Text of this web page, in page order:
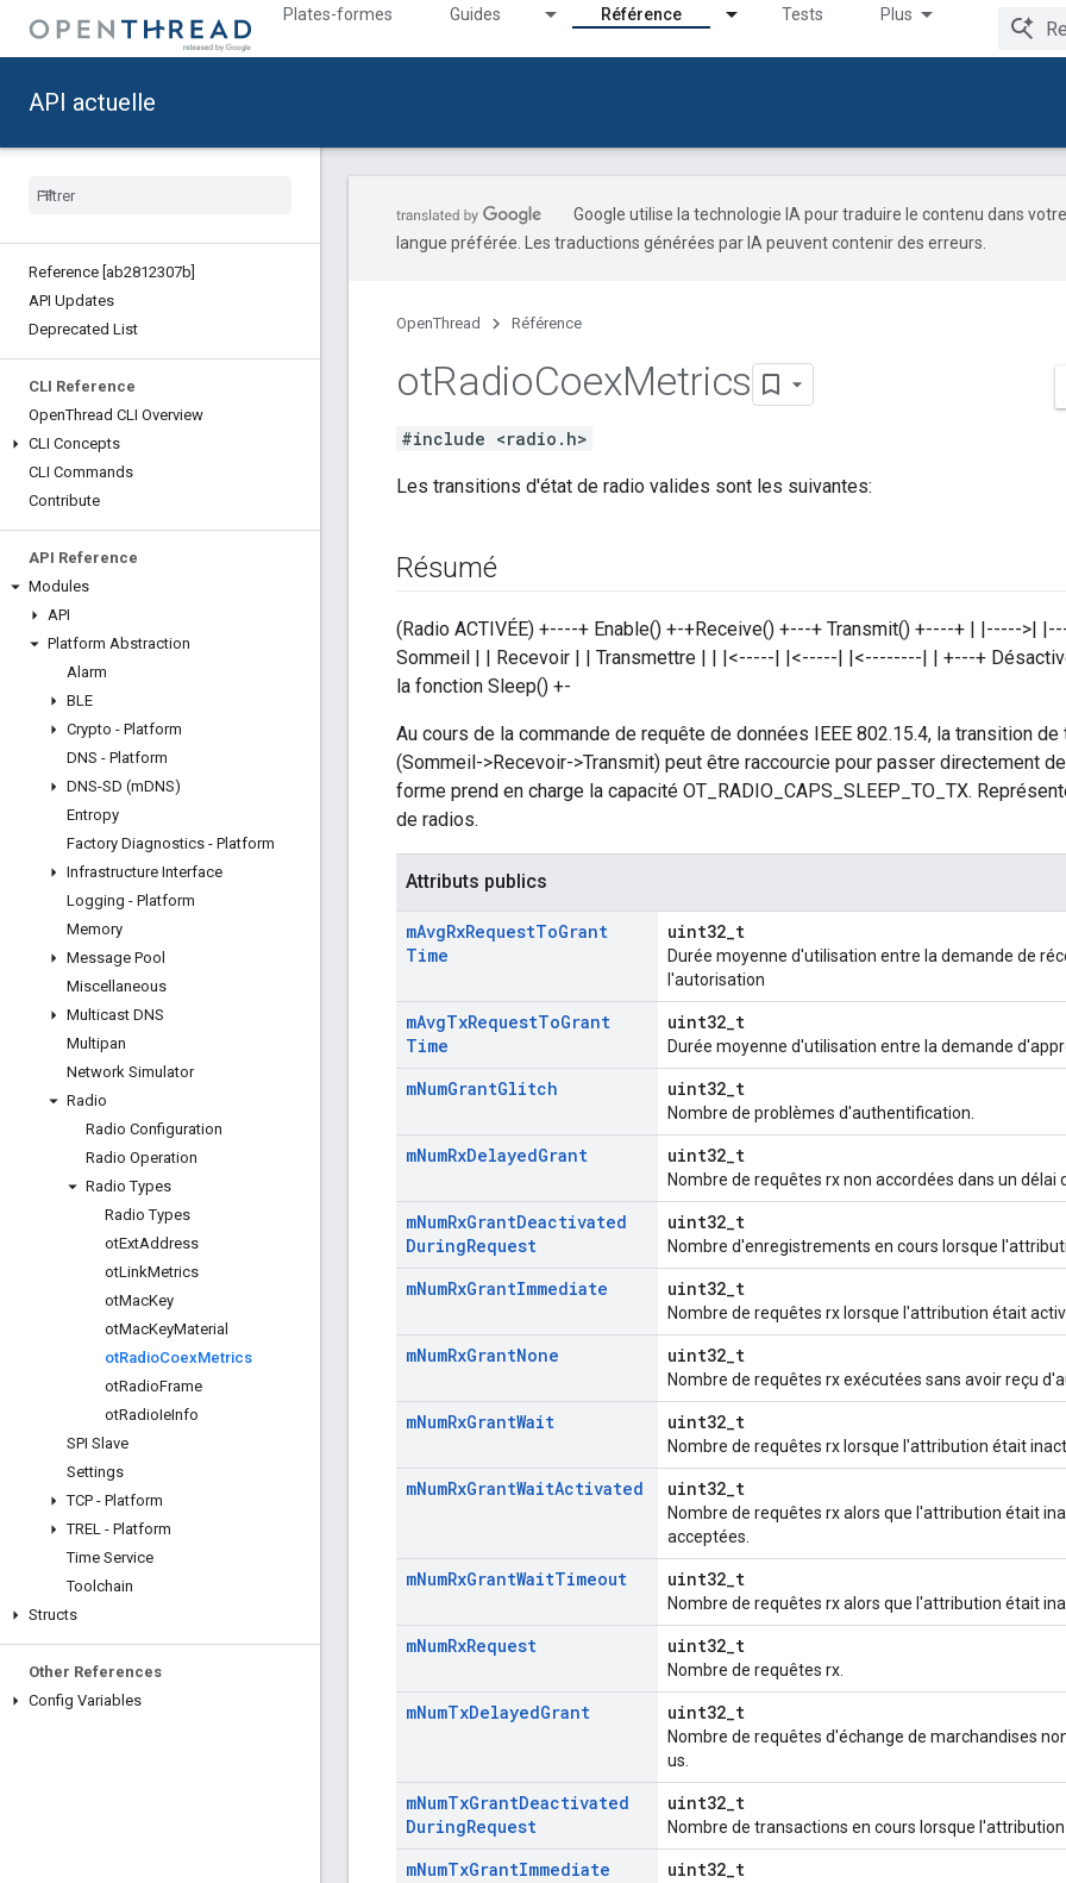
Plates-formes Guides Référence Tests Plus
API actuelle
Reference [ab2812307b]
API Updates
Deprecated List
CLI Reference
OpenThread CLI Overview
CLI Concepts
CLI Commands
Contribute
API Reference
Modules
API
Platform Abstraction
Alarm
BLE
Crypto - Platform
DNS - Platform
DNS-SD (mDNS)
Entropy
Factory Diagnostics - Platform
Infrastructure Interface
Logging - Platform
Memory
Message Pool
Miscellaneous
Multicast DNS
Multipan
Network Simulator
Radio
Radio Configuration
Radio Operation
Radio Types
Radio Types
otExtAddress
otLinkMetrics
otMacKey
otMacKeyMaterial
otRadioCoexMetrics
otRadioFrame
otRadioIeInfo
SPI Slave
Settings
TCP - Platform
TREL - Platform
Time Service
Toolchain
Structs
Other References
Config Variables
Google utilise la technologie IA pour traduire le contenu dans votre
langue préférée. Les traductions générées par IA peuvent contenir des erreurs.
OpenThread Référence
otRadioCoexMetrics
#include <radio.h>
Les transitions d'état de radio valides sont les suivantes:
Résumé
(Radio ACTIVÉE) +----+ Enable() +-+Receive() +---+ Transmit() +----+ | |----->|
Sommeil | | Recevoir | | Transmettre | | |<-----| |<-----| |<--------| | +---+
la fonction Sleep() +-
Au cours de la commande de requête de données IEEE 802.15.4, la transition
(Sommeil->Recevoir->Transmit) peut être raccourcie pour passer directement
forme prend en charge la capacité OT_RADIO_CAPS_SLEEP_TO_TX.
de radios.
Attributs publics
mAvgRxRequestToGrant
Time
uint32_t
Durée moyenne d'utilisation entre la demande de
l'autorisation
mAvgTxRequestToGrant
Time
uint32_t
Durée moyenne d'utilisation entre la demande
mNumGrantGlitch uint32_t
Nombre de problèmes d'authentification.
mNumRxDelayedGrant uint32_t
Nombre de requêtes rx non accordées dans un délai
mNumRxGrantDeactivated
DuringRequest
uint32_t
Nombre d'enregistrements en cours lorsque
mNumRxGrantImmediate uint32_t
Nombre de requêtes rx lorsque l'attribution était
mNumRxGrantNone uint32_t
Nombre de requêtes rx exécutées sans avoir reçu
mNumRxGrantWait uint32_t
Nombre de requêtes rx lorsque l'attribution était
mNumRxGrantWaitActivated uint32_t
Nombre de requêtes rx alors que l'attribution était
acceptées.
mNumRxGrantWaitTimeout uint32_t
Nombre de requêtes rx alors que l'attribution était
mNumRxRequest uint32_t
Nombre de requêtes rx.
mNumTxDelayedGrant uint32_t
Nombre de requêtes d'échange de marchandises
us.
mNumTxGrantDeactivated
DuringRequest
uint32_t
Nombre de transactions en cours lorsque
mNumTxGrantImmediate uint32_t